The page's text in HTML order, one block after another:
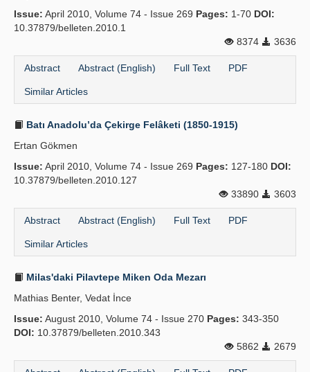
Issue: April 2010, Volume 74 - Issue 269 Pages: 1-70 DOI:
10.37879/belleten.2010.1
8374
3636
Abstract Abstract (English) Full Text PDF
Similar Articles
Batı Anadolu’da Çekirge Felâketi (1850-1915)
Ertan Gökmen
Issue: April 2010, Volume 74 - Issue 269 Pages: 127-180 DOI:
10.37879/belleten.2010.127
33890
3603
Abstract Abstract (English) Full Text PDF
Similar Articles
Milas'daki Pilavtepe Miken Oda Mezarı
Mathias Benter, Vedat İnce
Issue: August 2010, Volume 74 - Issue 270 Pages: 343-350
DOI: 10.37879/belleten.2010.343
5862
2679